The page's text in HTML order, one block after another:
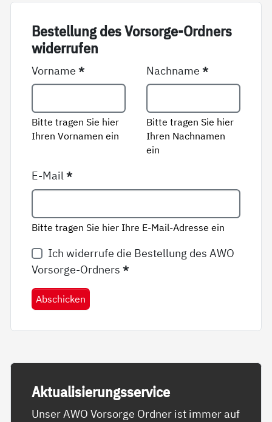
Be­stel­lung des Vor­sor­ge-Ord­ners
wi­der­ru­fen
Vorname*
Bitte tragen Sie hier
Ihren Vornamen ein
Nachname*
Bitte tragen Sie hier
Ihren Nachnamen
ein
E-Mail*
Bitte tragen Sie hier Ihre E-Mail-Adresse ein
Ich widerrufe die Bestellung des AWO
Vorsorge-Ordners*
Abschicken
Ak­tua­li­sie­rungs­ser­vice
Unser AWO Vorsorge Ordner ist immer auf